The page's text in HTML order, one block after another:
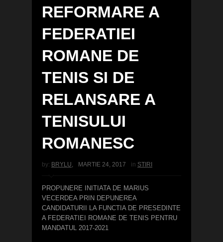
REFORMARE A
FEDERATIEI
ROMANE DE
TENIS SI DE
RELANSARE A
TENISULUI
ROMANESC
by: BRYLU, MARTIE 24, 2017 in STIRI
PROPUNERE INITIATA DE MARIUS
VECERDEA PRIN DEPUNEREA
CANDIDATURII LA FUNCTIA DE PRESEDINTE
A FEDERATIEI ROMANE DE TENIS PENTRU
MANDATUL 2017-2021